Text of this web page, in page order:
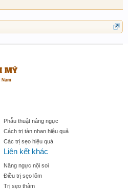
Phẫu thuật nâng ngực
Cách trị tàn nhan hiệu quả
Các trị sẹo hiệu quả
Liên kết khác
Nâng ngực nội soi
Điều trị sẹo lõm
Trị sẹo thâm